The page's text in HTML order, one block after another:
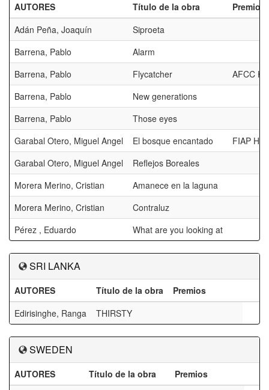
AUTORES Título de la obra
Premios
Adán Peña, Joaquín
Siproeta
Barrena, Pablo
Alarm
Barrena, Pablo
Flycatcher
AFCC
Barrena, Pablo
New generations
Barrena, Pablo
Those eyes
Garabal Otero, Miguel Angel
El bosque encantado
FIAP
Garabal Otero, Miguel Angel
Reflejos Boreales
Morera Merino, Cristian
Amanece en la laguna
Morera Merino, Cristian
Contraluz
Pérez , Eduardo
What are you looking at
SRI LANKA
AUTORES Título de la obra
Premios
Edirisinghe, Ranga
THIRSTY
SWEDEN
AUTORES Título de la obra
Premios